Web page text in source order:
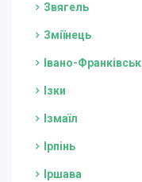
Звягель
Зміїнець
Івано-Франківськ
Ізки
Ізмаїл
Ірпінь
Іршава